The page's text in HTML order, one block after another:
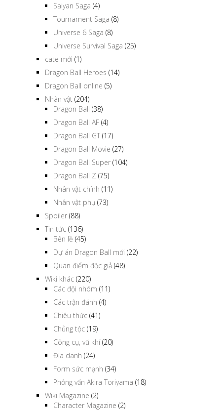
Saiyan Saga (4)
Tournament Saga (8)
Universe 6 Saga (8)
Universe Survival Saga (25)
cate mới (1)
Dragon Ball Heroes (14)
Dragon Ball online (5)
Nhân vật (204)
Dragon Ball (38)
Dragon Ball AF (4)
Dragon Ball GT (17)
Dragon Ball Movie (27)
Dragon Ball Super (104)
Dragon Ball Z (75)
Nhân vật chính (11)
Nhân vật phụ (73)
Spoiler (88)
Tin tức (136)
Bên lề (45)
Dự án Dragon Ball mới (22)
Quan điểm độc giả (48)
Wiki khác (220)
Các đội nhóm (11)
Các trận đánh (4)
Chiêu thức (41)
Chủng tộc (19)
Công cụ, vũ khí(20)
Địa danh (24)
Form sức mạnh (34)
Phỏng vấn Akira Toriyama (18)
Wiki Magazine (2)
Character Magazine (2)